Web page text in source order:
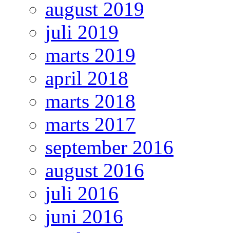
august 2019
juli 2019
marts 2019
april 2018
marts 2018
marts 2017
september 2016
august 2016
juli 2016
juni 2016